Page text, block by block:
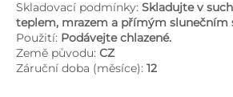
Skladovací podmínky: Skladujte v
teplem, mrazem a přímým slunečním
Použití: Podávejte chlazené.
Země původu: CZ
Záruční doba (měsíce): 12